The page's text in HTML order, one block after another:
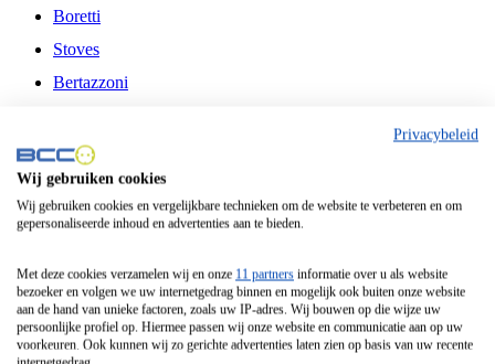
Boretti
Stoves
Bertazzoni
Fitelli
Airfryer
Frituurpan
Contactgrill
Broodbakmachine
Broodrooster
Privacybeleid
Wij gebruiken cookies
Wij gebruiken cookies en vergelijkbare technieken om de website te verbeteren en om
gepersonaliseerde inhoud en advertenties aan te bieden.
Met deze cookies verzamelen wij en onze 11 partners informatie over u als website
bezoeker en volgen we uw internetgedrag binnen en mogelijk ook buiten onze website
aan de hand van unieke factoren, zoals uw IP-adres. Wij bouwen op die wijze uw
persoonlijke profiel op. Hiermee passen wij onze website en communicatie aan op uw
voorkeuren. Ook kunnen wij zo gerichte advertenties laten zien op basis van uw recente